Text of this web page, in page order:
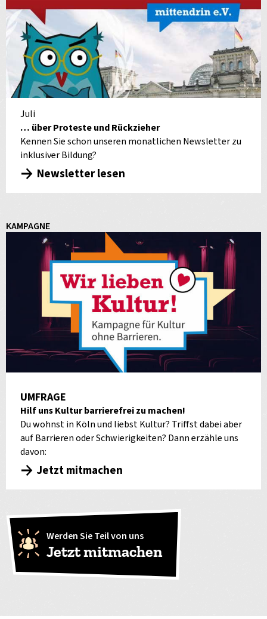
Juli
… über Proteste und Rückzieher
Kennen Sie schon unseren monatlichen Newsletter zu
inklusiver Bildung?
Newsletter lesen
KAMPAGNE
UMFRAGE
Hilf uns Kultur barrierefrei zu machen!
Du wohnst in Köln und liebst Kultur? Triffst dabei aber
auf Barrieren oder Schwierigkeiten? Dann erzähle uns
davon:
Jetzt mitmachen
Werden Sie Teil von uns
Jetzt mitmachen